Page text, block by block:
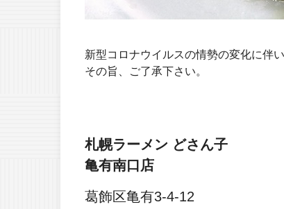
新型コロナウイルスの情勢の変化に伴
その旨、ご了承下さい。
札幌ラーメン どさん子
亀有南口店
葛飾区亀有3-4-12